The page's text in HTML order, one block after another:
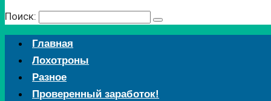
Поиск:
Главная
Лохотроны
Разное
Проверенный заработок!